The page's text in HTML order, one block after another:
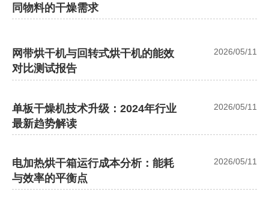
同物料的干燥需求
网带烘干机与回转式烘干机的能效
对比测试报告
2026/05/11
单板干燥机技术升级：2024年行业
最新趋势解读
2026/05/11
电加热烘干箱运行成本分析：能耗
与效率的平衡点
2026/05/11